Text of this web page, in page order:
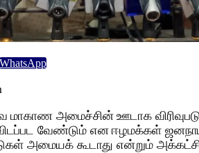
WhatsApp
மாகாண அமைச்சின் ஊடாக
வேண்டும் என ஈழமக்கள்
அமையக் கூடாது என்றும் அக்கட்சி